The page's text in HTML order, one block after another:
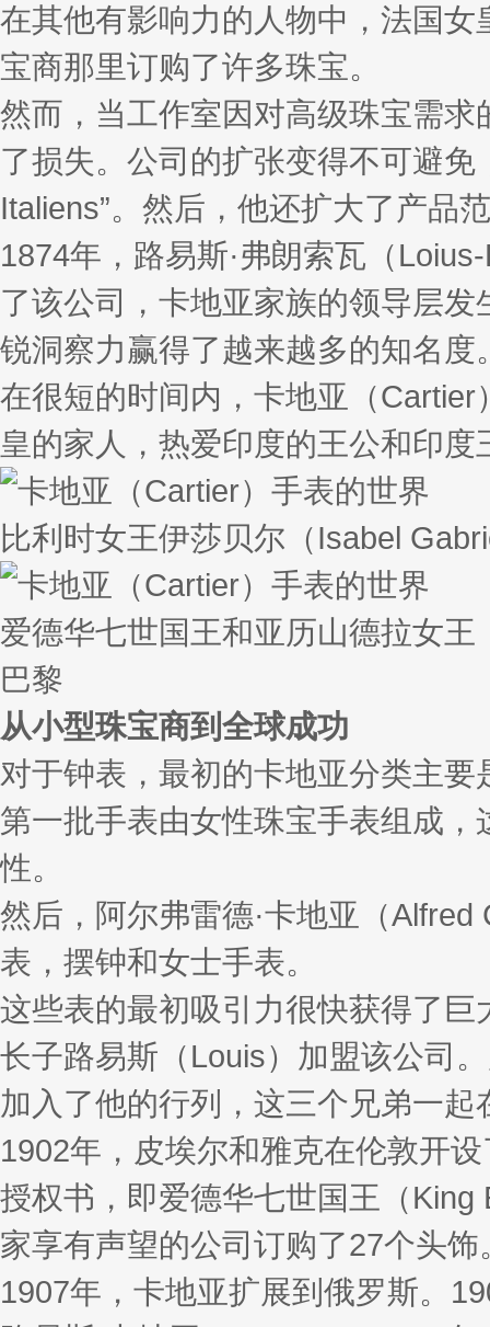
在其他有影响力的人物中，法国
宝商那里订购了许多珠宝。
然而，当工作室因对高级珠宝需
了损失。公司的扩张变得不可避
Italiens”。然后，他还扩大了产品
1874年，路易斯·弗朗索瓦（
了该公司，卡地亚家族的领导层
锐洞察力赢得了越来越多的知名度
在很短的时间内，卡地亚（
皇的家人，热爱印度的王公和印
比利时女王伊莎贝尔（Isabel
爱德华七世国王和亚历山德拉女王
巴黎
从小型珠宝商到全球成功
对于钟表，最初的卡地亚分类主
第一批手表由女性珠宝手表组成
性。
然后，阿尔弗雷德·卡地亚（
表，摆钟和女士手表。
这些表的最初吸引力很快获得了
长子路易斯（Louis）加盟该公司
加入了他的行列，这三个兄弟一
1902年，皮埃尔和雅克在伦敦开
授权书，即爱德华七世国王（King
家享有声望的公司订购了27个头饰
1907年，卡地亚扩展到俄罗斯。